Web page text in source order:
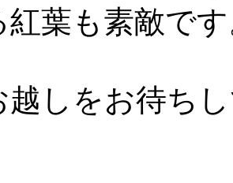
紅葉も素敵で
越しをお待ち